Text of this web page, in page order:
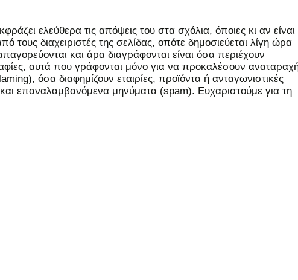
ελεύθερα τις απόψεις του στα σχόλια, όποιες κι αν είναι
τους διαχειριστές της σελίδας, οπότε δημοσιεύεται λίγη ώρα
και άρα διαγράφονται είναι όσα περιέχουν
αυτά που γράφονται μόνο για να προκαλέσουν
όσα διαφημίζουν εταιρίες, προϊόντα ή ανταγωνιστικές
επαναλαμβανόμενα μηνύματα (spam). Ευχαριστούμε για τη